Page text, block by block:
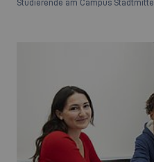
Studierende am Campus Stadtmitte